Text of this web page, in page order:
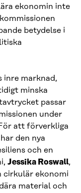
ekonomin inte
betydelse i
inre marknad,
minska
passar
under
att förverkliga
den nya
och en
Jessika Roswall,
cirkulär ekonomi
material och